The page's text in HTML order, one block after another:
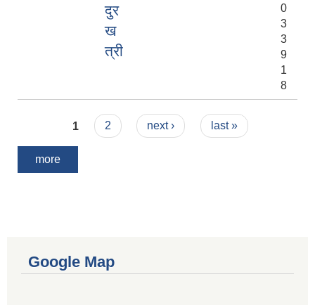
दुर
ख
त्री
0
3
3
9
1
8
Pages
1 2 next › last »
more
Google Map